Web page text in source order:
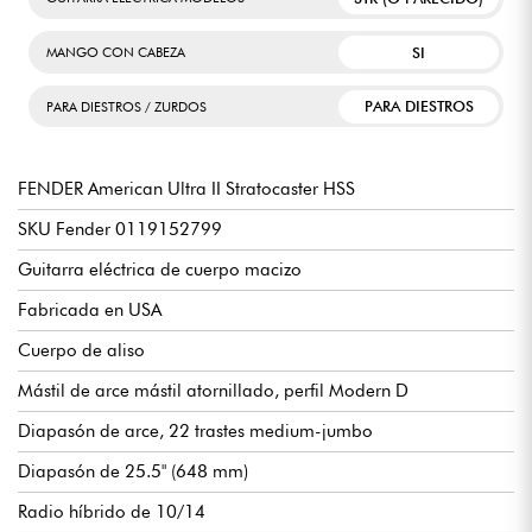
MANGO CON CABEZA SI
PARA DIESTROS / ZURDOS PARA DIESTROS
FENDER American Ultra II Stratocaster HSS
SKU Fender 0119152799
Guitarra eléctrica de cuerpo macizo
Fabricada en USA
Cuerpo de aliso
Mástil de arce mástil atornillado, perfil Modern D
Diapasón de arce, 22 trastes medium-jumbo
Diapasón de 25.5" (648 mm)
Radio híbrido de 10/14